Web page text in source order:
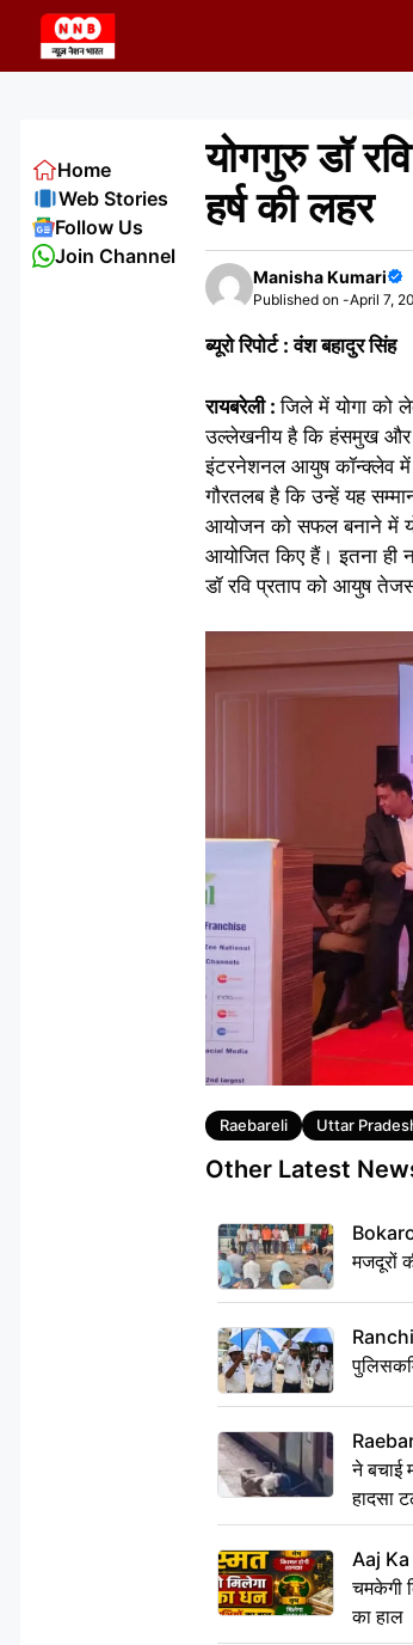
content
योगगुरु डॉ
हर्ष की लहर
Manisha Kumari
Published on -April 7,
ब्यूरो रिपोर्ट : वंश बहादुर सिंह
रायबरेली :जिले में योगा को
उल्लेखनीय है कि हंसमुख और
इंटरनेशनल आयुष कॉन्क्लेव में
गौरतलब है कि उन्हें यह
आयोजन को सफल बनाने में
आयोजित किए हैं। इतना ही
डॉ रवि प्रताप को आयुष
Tags
Raebareli Uttar
Other Latest
मजदूरों
Ranchi
ने बचाई
हादसा
Aaj
चमकेगी
का हाल
Home
Web Stories
Follow Us
Join Channel